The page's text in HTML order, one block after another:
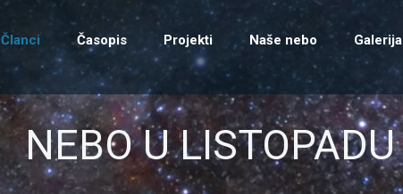
Članci Časopis Projekti Naše nebo Galerija
NEBO U LISTOPADU